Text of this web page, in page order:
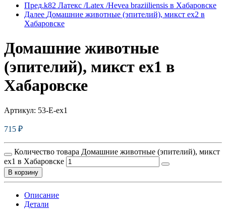
Пред.k82 Латекс /Latex /Hevea braziiliensis в Хабаровске
Далее Домашние животные (эпителий), микст ex2 в
Хабаровске
Домашние животные
(эпителий), микст ex1 в
Хабаровске
Артикул: 53-E-ex1
715 ₽
Количество товара Домашние животные (эпителий), микст
ex1 в Хабаровске
В корзину
Описание
Детали